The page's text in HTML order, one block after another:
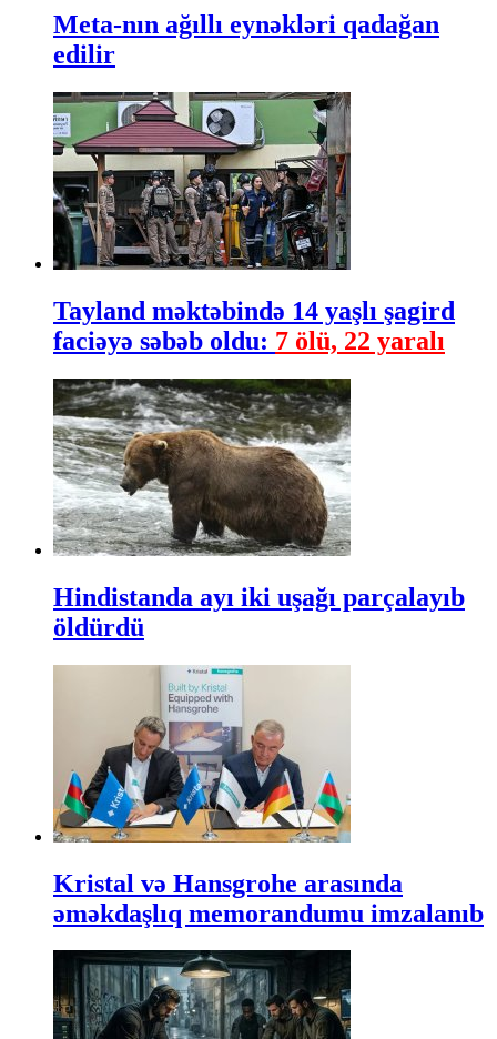
Meta-nın ağıllı eynəkləri qadağan
edilir
Tayland məktəbində 14 yaşlı şagird
faciəyə səbəb oldu: 7 ölü, 22 yaralı
Hindistanda ayı iki uşağı parçalayıb
öldürdü
Kristal və Hansgrohe arasında
əməkdaşlıq memorandumu imzalanıb